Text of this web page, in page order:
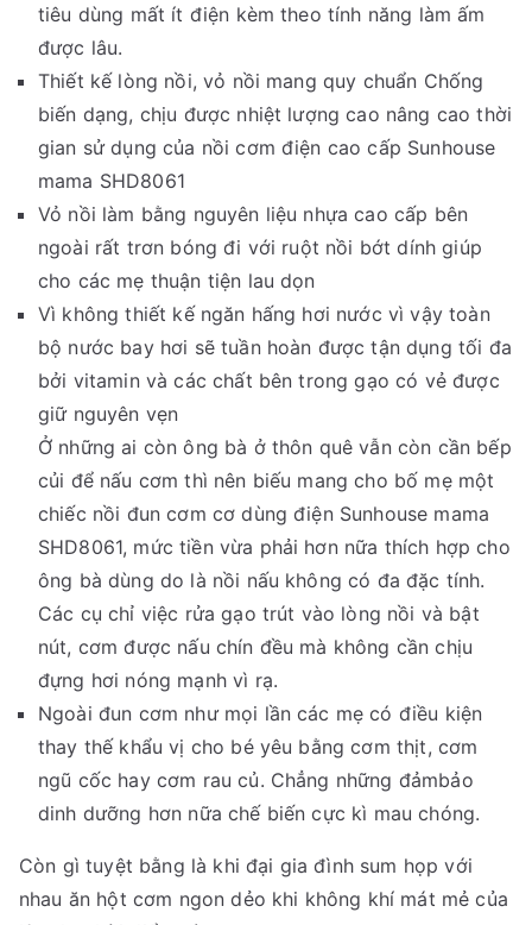
tiêu dùng mất ít điện kèm theo tính năng làm ấm
được lâu.
Thiết kế lòng nồi, vỏ nồi mang quy chuẩn Chống
biến dạng, chịu được nhiệt lượng cao nâng cao thời
gian sử dụng của nồi cơm điện cao cấp Sunhouse
mama SHD8061
Vỏ nồi làm bằng nguyên liệu nhựa cao cấp bên
ngoài rất trơn bóng đi với ruột nồi bớt dính giúp
cho các mẹ thuận tiện lau dọn
Vì không thiết kế ngăn hấng hơi nước vì vậy toàn
bộ nước bay hơi sẽ tuần hoàn được tận dụng tối đa
bởi vitamin và các chất bên trong gạo có vẻ được
giữ nguyên vẹn
Ở những ai còn ông bà ở thôn quê vẫn còn cần bếp
củi để nấu cơm thì nên biếu mang cho bố mẹ một
chiếc nồi đun cơm cơ dùng điện Sunhouse mama
SHD8061, mức tiền vừa phải hơn nữa thích hợp cho
ông bà dùng do là nồi nấu không có đa đặc tính.
Các cụ chỉ việc rửa gạo trút vào lòng nồi và bật
nút, cơm được nấu chín đều mà không cần chịu
đựng hơi nóng mạnh vì rạ.
Ngoài đun cơm như mọi lần các mẹ có điều kiện
thay thế khẩu vị cho bé yêu bằng cơm thịt, cơm
ngũ cốc hay cơm rau củ. Chẳng những đảmbảo
dinh dưỡng hơn nữa chế biến cực kì mau chóng.
Còn gì tuyệt bằng là khi đại gia đình sum họp với
nhau ăn hột cơm ngon dẻo khi không khí mát mẻ của